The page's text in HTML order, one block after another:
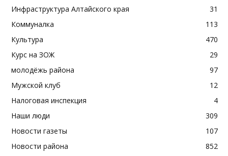
Инфраструктура Алтайского края
31
Коммуналка
113
Культура
470
Курс на ЗОЖ
29
молодёжь района
97
Мужской клуб
12
Налоговая инспекция
4
Наши люди
309
Новости газеты
107
Новости района
852